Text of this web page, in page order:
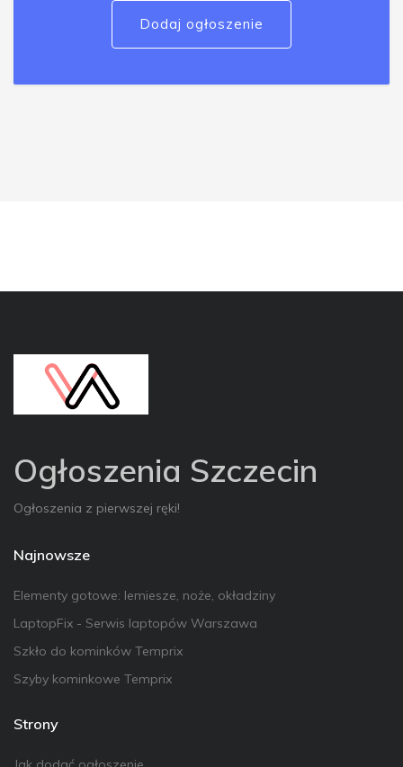
Dodaj ogłoszenie
Ogłoszenia Szczecin
Ogłoszenia z pierwszej ręki!
Najnowsze
Elementy gotowe: lemiesze, noże, okładziny
LaptopFix - Serwis laptopów Warszawa
Szkło do kominków Temprix
Szyby kominkowe Temprix
Strony